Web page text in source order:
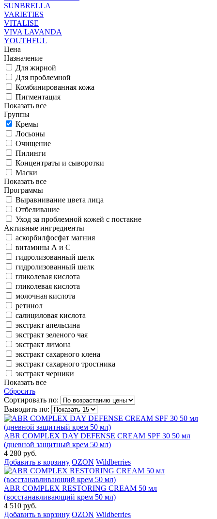
SUNBRELLA
VARIETIES
VITALISE
VIVA LAVANDA
YOUTHFUL
Цена
Назначение
Для жирной
Для проблемной
Комбинированная кожа
Пигментация
Показать все
Группы
Кремы
Лосьоны
Очищение
Пилинги
Концентраты и сыворотки
Маски
Показать все
Программы
Выравнивание цвета лица
Отбеливание
Уход за проблемной кожей с постакне
Активные ингредиенты
аскорбилфосфат магния
витамины А и С
гидролизованный шелк
гидролизованный шелк
гликолевая кислота
гликолевая кислота
молочная кислота
ретинол
салициловая кислота
экстракт апельсина
экстракт зеленого чая
экстракт лимона
экстракт сахарного клена
экстракт сахарного тростника
экстракт черники
Показать все
Сбросить
Сортировать по:
Выводить по:
ABR COMPLEX DAY DEFENSE CREAM SPF 30 50 мл
(дневной защитный крем 50 мл)
4 280 руб.
Добавить в корзину OZON Wildberries
ABR COMPLEX RESTORING CREAM 50 мл
(восстанавливающий крем 50 мл)
4 510 руб.
Добавить в корзину OZON Wildberries